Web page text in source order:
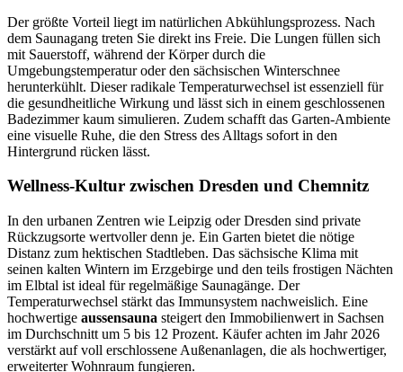
Der größte Vorteil liegt im natürlichen Abkühlungsprozess. Nach
dem Saunagang treten Sie direkt ins Freie. Die Lungen füllen sich
mit Sauerstoff, während der Körper durch die
Umgebungstemperatur oder den sächsischen Winterschnee
herunterkühlt. Dieser radikale Temperaturwechsel ist essenziell für
die gesundheitliche Wirkung und lässt sich in einem geschlossenen
Badezimmer kaum simulieren. Zudem schafft das Garten-Ambiente
eine visuelle Ruhe, die den Stress des Alltags sofort in den
Hintergrund rücken lässt.
Wellness-Kultur zwischen Dresden und Chemnitz
In den urbanen Zentren wie Leipzig oder Dresden sind private
Rückzugsorte wertvoller denn je. Ein Garten bietet die nötige
Distanz zum hektischen Stadtleben. Das sächsische Klima mit
seinen kalten Wintern im Erzgebirge und den teils frostigen Nächten
im Elbtal ist ideal für regelmäßige Saunagänge. Der
Temperaturwechsel stärkt das Immunsystem nachweislich. Eine
hochwertige aussensauna steigert den Immobilienwert in Sachsen
im Durchschnitt um 5 bis 12 Prozent. Käufer achten im Jahr 2026
verstärkt auf voll erschlossene Außenanlagen, die als hochwertiger,
erweiterter Wohnraum fungieren.